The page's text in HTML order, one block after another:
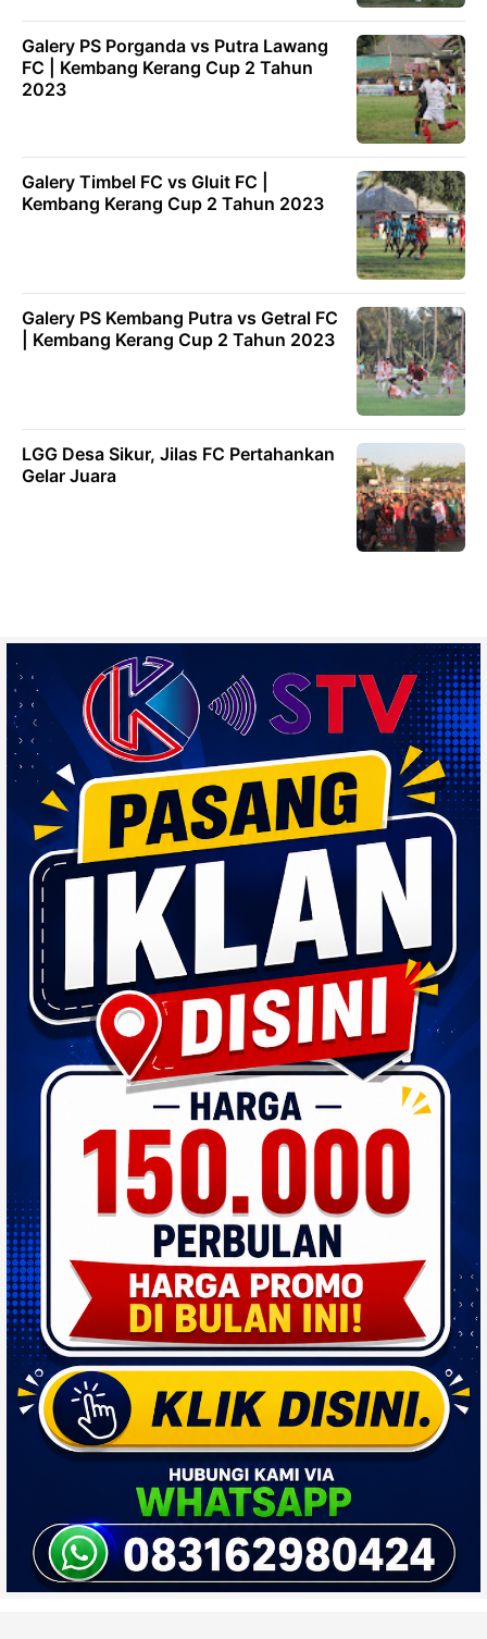
Galery PS Porganda vs Putra Lawang
FC | Kembang Kerang Cup 2 Tahun
2023
Galery Timbel FC vs Gluit FC |
Kembang Kerang Cup 2 Tahun 2023
Galery PS Kembang Putra vs Getral FC
| Kembang Kerang Cup 2 Tahun 2023
LGG Desa Sikur, Jilas FC Pertahankan
Gelar Juara